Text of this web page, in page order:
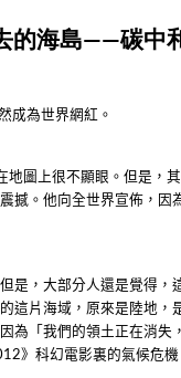
的海島——碳中
成為世界網紅。
地圖上很不顯眼。但是，
撼。他向全世界宣佈，因
是，大部分人還是覺得，
這片海域，原來是陸地，
為「我們的領土正在消失
》科幻電影裏的氣候危